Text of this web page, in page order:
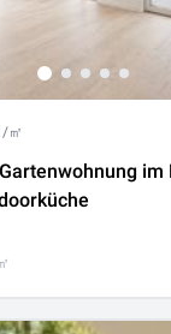
㎡